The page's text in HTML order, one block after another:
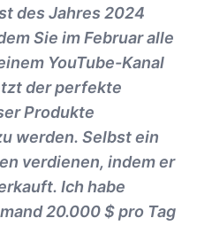
des Jahres 2024
Sie im Februar alle
YouTube-Kanal
der perfekte
Produkte
werden. Selbst ein
verdienen, indem er
Ich habe
20.000 $ pro Tag